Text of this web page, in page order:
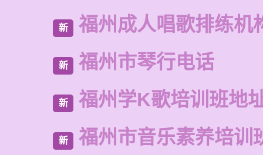
新 福州成人唱歌排练机
新 福州市琴行电话
新 福州学K歌培训班地
新 福州市音乐素养培训